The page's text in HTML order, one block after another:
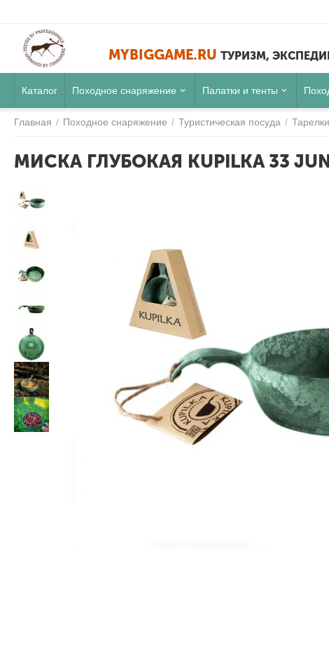
MYBIGGAME.RU ТУРИЗМ,
Каталог Походное снаряжение Палатки и тенты
Главная / Походное снаряжение / Туристическая посуда /
МИСКА ГЛУБОКАЯ KUPILKA 33